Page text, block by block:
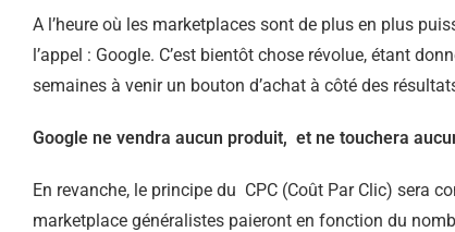
A l’heure où les marketplaces sont de plus en plus
l’appel : Google. C’est bientôt chose révolue, étant
semaines à venir un bouton d’achat à côté des
Google ne vendra aucun produit, et ne touchera
En revanche, le principe du CPC (Coût Par Clic) sera
marketplace généralistes paieront en fonction du